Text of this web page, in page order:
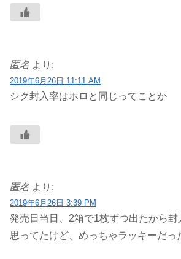
匿名 より:
2019年6月26日 11:11 AM
シク封入率はホロと同じってことか
匿名 より:
2019年6月26日 3:39 PM
発売日当日、2箱で1枚ずつ出たから封
思ってたけど、めっちゃラッキーだ